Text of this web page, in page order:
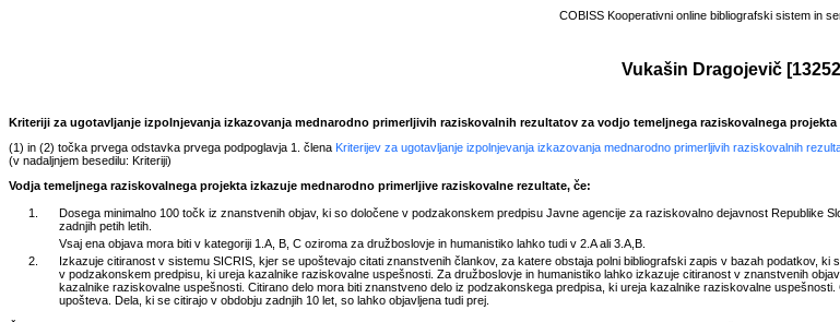
COBISS Kooperativni online bibliografski sistem in
Vukašin Dragojevič [13252
Kriteriji za ugotavljanje izpolnjevanja izkazovanja mednarodno primerljivih raziskovalnih rezultatov za vodjo temeljnega raziskovalnega projekta
(1) in (2) točka prvega odstavka prvega podpoglavja 1. člena Kriterijev za ugotavljanje izpolnjevanja izkazovanja mednarodno primerljivih raziskovalnih
(v nadaljnjem besedilu: Kriteriji)
Vodja temeljnega raziskovalnega projekta izkazuje mednarodno primerljive raziskovalne rezultate, če:
1.
Dosega minimalno 100 točk iz znanstvenih objav, ki so določene v podzakonskem predpisu Javne agencije za raziskovalno dejavnost Republike
zadnjih petih letih.
Vsaj ena objava mora biti v kategoriji 1.A, B, C oziroma za družboslovje in humanistiko lahko tudi v 2.A ali 3.A,B.
2.
Izkazuje citiranost v sistemu SICRIS, kjer se upoštevajo citati znanstvenih člankov, za katere obstaja polni bibliografski zapis v bazah podatkov, ki
v podzakonskem predpisu, ki ureja kazalnike raziskovalne uspešnosti. Za družboslovje in humanistiko lahko izkazuje citiranost v znanstvenih
kazalnike raziskovalne uspešnosti. Citirano delo mora biti znanstveno delo iz podzakonskega predpisa, ki ureja kazalnike raziskovalne
upošteva. Dela, ki se citirajo v obdobju zadnjih 10 let, so lahko objavljena tudi prej.